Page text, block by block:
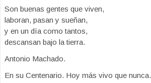
Son buenas gentes que viven,
laboran, pasan y sueñan,
y en un día como tantos,
descansan bajo la tierra.
Antonio Machado.
En su Centenario. Hoy más vivo que nunca.